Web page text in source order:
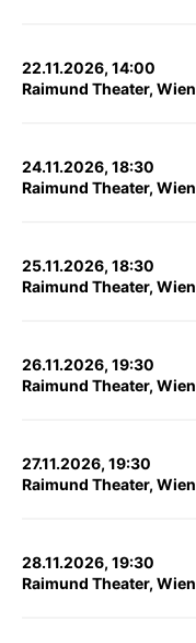
22.11.2026, 14:00
Raimund Theater, Wien
24.11.2026, 18:30
Raimund Theater, Wien
25.11.2026, 18:30
Raimund Theater, Wien
26.11.2026, 19:30
Raimund Theater, Wien
27.11.2026, 19:30
Raimund Theater, Wien
28.11.2026, 19:30
Raimund Theater, Wien